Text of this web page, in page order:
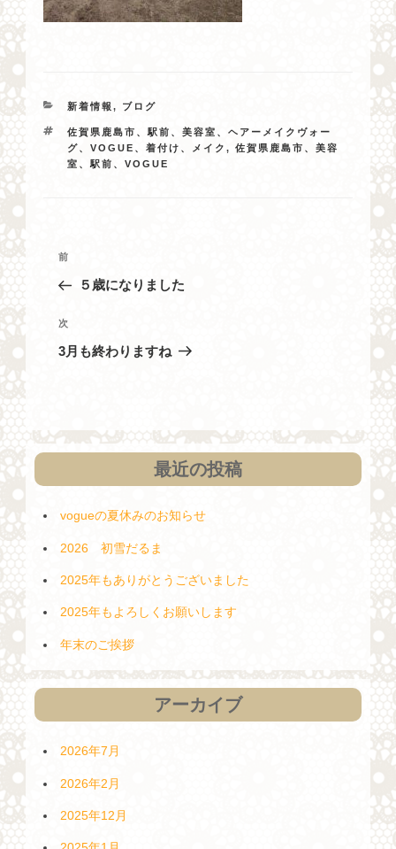
カ
ゴ
リ
ー
新着情報, ブログ
タ
グ
佐賀県鹿島市、駅前、美容室、ヘアーメイクヴォー
グ、VOGUE、着付け、メイク,佐賀県鹿島市、美容
室、駅前、VOGUE
投
ビ
ゲ
ン
過
去
投
前
５歳になりました
次
の
次
3月も終わりますね
最近の投稿
vogueの夏休みのお知らせ
2026 初雪だるま
2025年もありがとうございました
2025年もよろしくお願いします
年末のご挨拶
アーカイブ
2026年7月
2026年2月
2025年12月